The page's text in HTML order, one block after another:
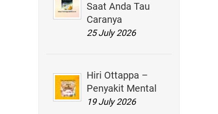
Saat Anda Tau
Caranya
25 July 2026
Hiri Ottappa –
Penyakit Mental
19 July 2026